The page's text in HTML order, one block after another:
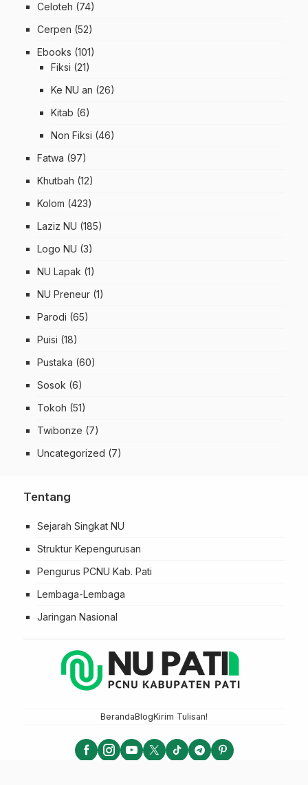
Celoteh (74)
Cerpen (52)
Ebooks (101)
Fiksi (21)
Ke NU an (26)
Kitab (6)
Non Fiksi (46)
Fatwa (97)
Khutbah (12)
Kolom (423)
Laziz NU (185)
Logo NU (3)
NU Lapak (1)
NU Preneur (1)
Parodi (65)
Puisi (18)
Pustaka (60)
Sosok (6)
Tokoh (51)
Twibonze (7)
Uncategorized (7)
Tentang
Sejarah Singkat NU
Struktur Kepengurusan
Pengurus PCNU Kab. Pati
Lembaga-Lembaga
Jaringan Nasional
BerandaBlogKirim Tulisan!